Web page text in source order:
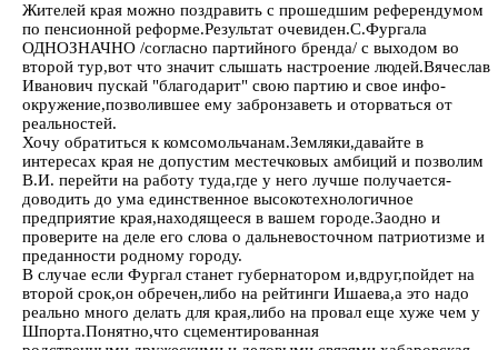
Жителей края можно поздравить с прошедшим референдумом
по пенсионной реформе.Результат очевиден.С.Фургала
ОДНОЗНАЧНО /согласно партийного бренда/ с выходом во
второй тур,вот что значит слышать настроение людей.Вячеслав
Иванович пускай "благодарит" свою партию и свое инфо-
окружение,позволившее ему забронзаветь и оторваться от
реальностей.
Хочу обратиться к комсомольчанам.Земляки,давайте в
интересах края не допустим местечковых амбиций и позволим
В.И. перейти на работу туда,где у него лучше получается-
доводить до ума единственное высокотехнологичное
предприятие края,находящееся в вашем городе.Заодно и
проверите на деле его слова о дальневосточном патриотизме и
преданности родному городу.
В случае если Фургал станет губернатором и,вдруг,пойдет на
второй срок,он обречен,либо на рейтинги Ишаева,а это надо
реально много делать для края,либо на провал еще хуже чем у
Шпорта.Понятно,что сцементированная